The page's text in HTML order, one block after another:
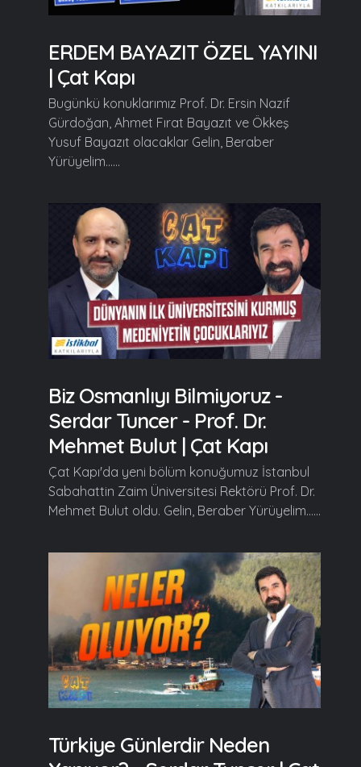
ERDEM BAYAZIT ÖZEL YAYINI
| Çat Kapı
Bugünkü konuklarımız Prof. Dr. Ersin Nazif
Gürdoğan, Ahmet Fırat Bayazıt ve Ökkeş
Yusuf Bayazıt olacaklar Gelin, Beraber
Yürüyelim......
Biz Osmanlıyı Bilmiyoruz -
Serdar Tuncer - Prof. Dr.
Mehmet Bulut | Çat Kapı
Çat Kapı'da yeni bölüm konuğumuz İstanbul
Sabahattin Zaim Üniversitesi Rektörü Prof. Dr.
Mehmet Bulut oldu. Gelin, Beraber Yürüyelim......
Türkiye Günlerdir Neden